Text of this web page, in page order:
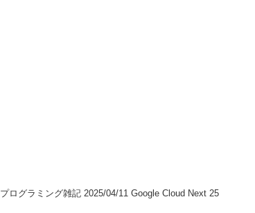
プログラミング雑記 2025/04/11 Google Cloud Next 25